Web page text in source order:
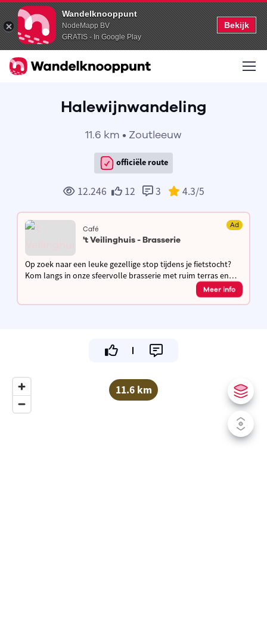
Wandelknooppunt
NodeMapp BV
GRATIS - In Google Play
Bekijk
Halewijnwandeling
11.6 km • Zoutleeuw
officiële route
12.246 12 3 4.3/5
Café Ad
't Veilinghuis - Brasserie
Op zoek naar een leuke gezellige stop tijdens je fietstocht?
Kom langs in onze sfeervolle brasserie met ruim terras en
laad je fiets gratis op terwijl je geniet van een hapje & een
Meer info
11.6 km